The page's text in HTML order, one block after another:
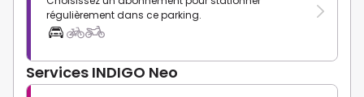
régulièrement dans ce parking.
Services INDIGO Neo